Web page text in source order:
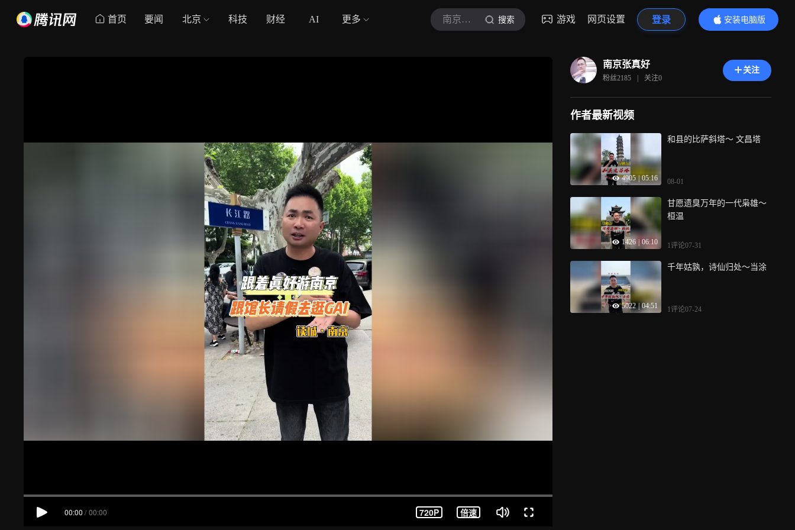
首页 要闻 北京 科技 财经 AI 更多 南京张真好 搜索 游戏 网页设置 登录
安装电脑版
内容更精彩
00:00 / 00:00 720P 倍速
南京张真好
粉丝2185 | 关注0
关注
作者最新视频
4905 | 05:16
和县的比萨斜塔～ 文昌塔
08-01
1426 06:10
甘愿遗臭万年的一代枭雄～
桓温
1评论07-31
5022 | 04:51
千年姑孰，诗仙归处～当涂
1评论07-24